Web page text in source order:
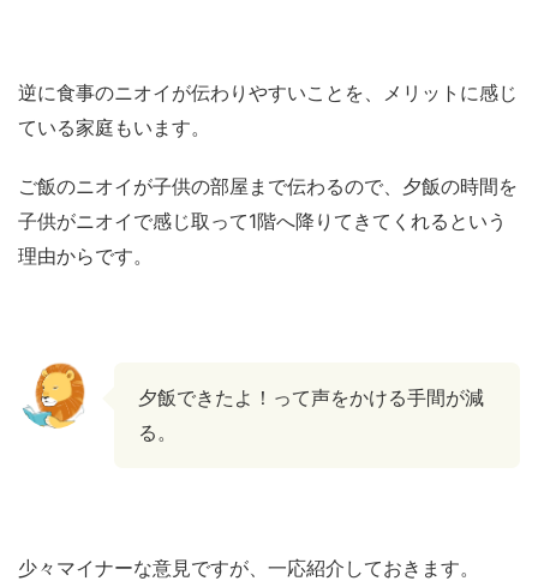
逆に食事のニオイが伝わりやすいことを、メリットに感じ
ている家庭もいます。
ご飯のニオイが子供の部屋まで伝わるので、夕飯の時間を
子供がニオイで感じ取って1階へ降りてきてくれるという
理由からです。
夕飯できたよ！って声をかける手間が減
る。
少々マイナーな意見ですが、一応紹介しておきます。